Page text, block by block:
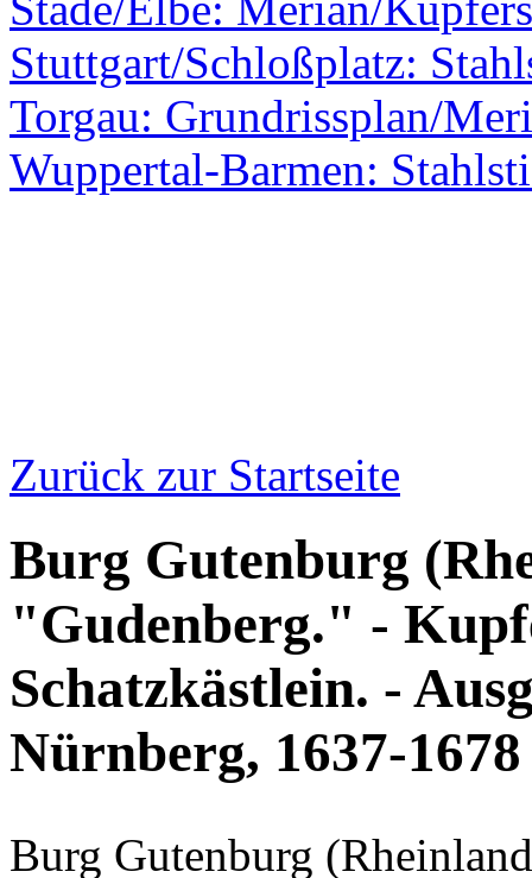
Stuttgart/Schloßplatz:
Torgau: Grundrissplan/
Wuppertal-Barmen:
Zurück zur Startseite
Burg Gutenburg
"Gudenberg." -
Schatzkästlein. -
Nürnberg, 1637-1678
Burg Gutenburg